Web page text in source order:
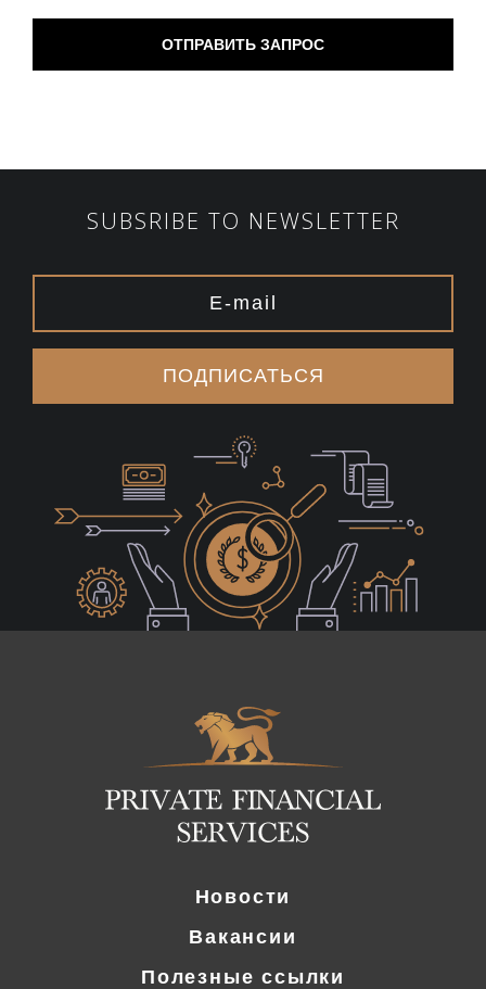
SUBSRIBE TO NEWSLETTER
ПОДПИСАТЬСЯ
Новости
Вакансии
Полезные ссылки